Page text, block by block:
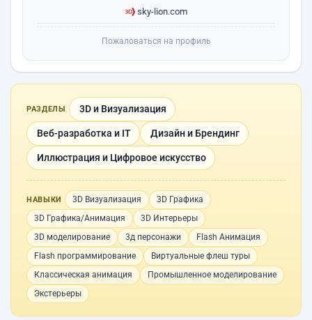
sky-lion.com
Пожаловаться на профиль
РАЗДЕЛЫ 3D и Визуализация
Веб-разработка и IT Дизайн и Брендинг
Иллюстрация и Цифровое искусство
НАВЫКИ 3D Визуализация
3D Графика
3D Графика/Анимация
3D Интерьеры
3D моделирование
3д персонажи
Flash Анимация
Flash программирование
Виртуальные флеш туры
Классическая анимация
Промышленное моделирование
Экстерьеры